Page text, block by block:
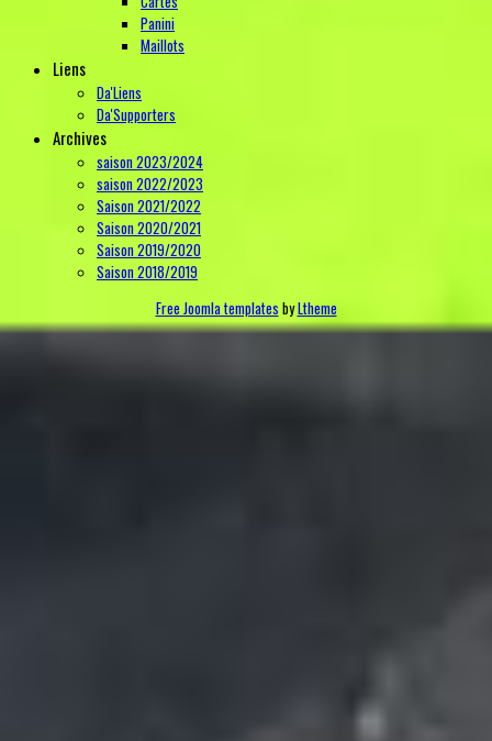
Panini
Maillots
Liens
Da'Liens
Da'Supporters
Archives
saison 2023/2024
saison 2022/2023
Saison 2021/2022
Saison 2020/2021
Saison 2019/2020
Saison 2018/2019
Free Joomla templates byLtheme